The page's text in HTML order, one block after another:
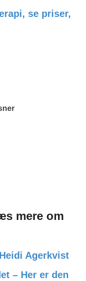
se priser,
mere om
Agerkvist
– Her er den